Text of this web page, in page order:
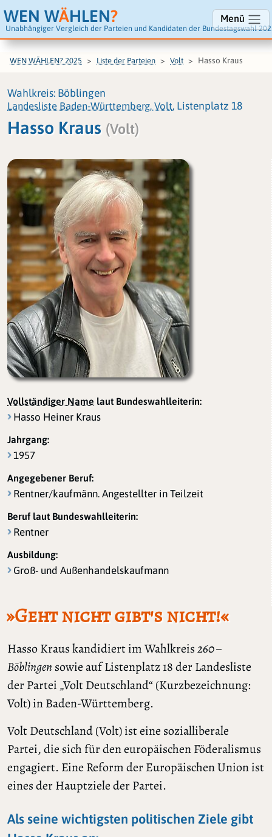
WEN WÄHLEN?
Unabhängiger Vergleich der Parteien und Kandidaten der Bundestagswahl
Menü
WEN WÄHLEN? 2025 Liste der Parteien Volt Hasso Kraus
Wahlkreis: Böblingen
Landesliste Baden-Württemberg, Volt, Listenplatz 18
Hasso Kraus (Volt)
Vollständiger Name laut Bundeswahlleiterin:
Hasso Heiner Kraus
Jahrgang:
1957
Angegebener Beruf:
Rentner/kaufmänn. Angestellter in Teilzeit
Beruf laut Bundeswahlleiterin:
Rentner
Ausbildung:
Groß- und Außenhandelskaufmann
»Geht nicht gibt's nicht!«
Hasso Kraus kandidiert im Wahlkreis260 –
Böblingen sowie auf Listenplatz 18 der Landesliste
der Partei „Volt Deutschland“ (Kurzbezeichnung:
Volt) in Baden-Württemberg.
Volt Deutschland (Volt) ist eine sozialliberale
Partei, die sich für den europäischen Föderalismus
engagiert. Eine Reform der Europäischen Union ist
eines der Hauptziele der Partei.
Als seine wichtigsten politischen Ziele gibt